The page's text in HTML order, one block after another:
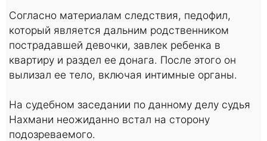
Согласно материалам следствия, педофил,
который является дальним родственником
пострадавшей девочки, завлек ребенка в
квартиру и раздел ее донага. После этого он
вылизал ее тело, включая интимные органы.
На судебном заседании по данному делу судья
Нахмани неожиданно встал на сторону
подозреваемого.